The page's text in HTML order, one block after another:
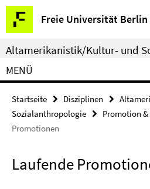
Springe
direkt
zu
Inhalt
Freie Universität Berlin
Service-
Navigation
Altamerikanistik/Kultur- und
MENÜ
Startseite Disziplinen
Sozialanthropologie
Promotion
Promotionen
Laufende